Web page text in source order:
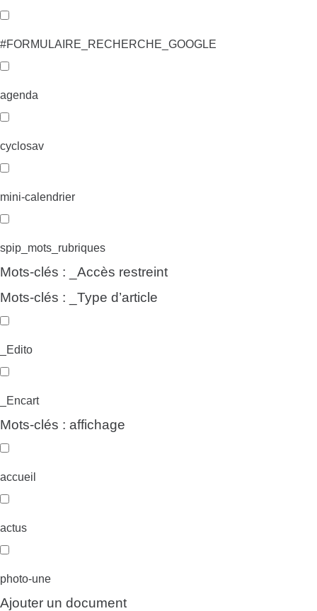
#FORMULAIRE_RECHERCHE_GOOGLE
agenda
cyclosav
mini-calendrier
spip_mots_rubriques
Mots-clés : _Accès restreint
Mots-clés : _Type d’article
_Edito
_Encart
Mots-clés : affichage
accueil
actus
photo-une
Ajouter un document